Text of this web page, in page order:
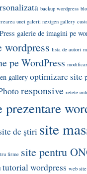
backup wordpress
unei galerii nextgen gallery
galerie de imagini pe
wordpress lista de autori
pe WordPress
gallery optimizare site
responsive retete
prezentare
de știri site
firme site pentru
tutorial wordpress web